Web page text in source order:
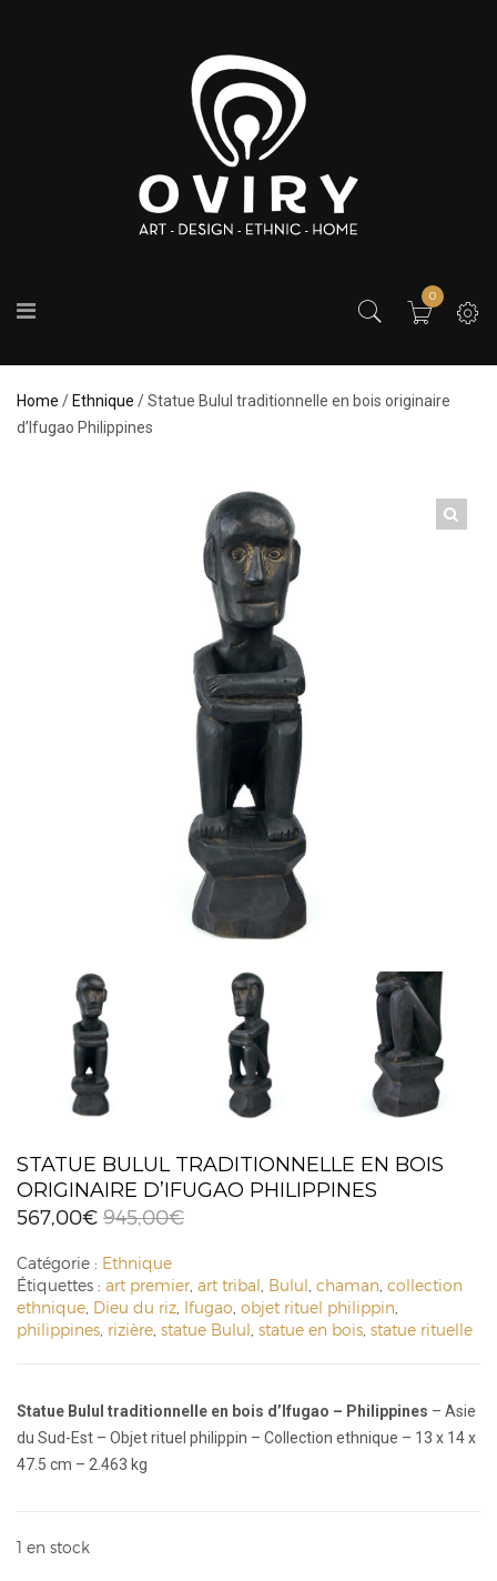
0
Home / Ethnique / Statue Bulul traditionnelle en bois originaire
d’Ifugao Philippines
STATUE BULUL TRADITIONNELLE EN BOIS
ORIGINAIRE D’IFUGAO PHILIPPINES
945,00€
567,00€
Catégorie : Ethnique
Étiquettes : art premier art tribal Bulul chaman collection
ethnique Dieu du riz Ifugao objet rituel philippin
philippines rizière statue Bulul statue en bois statue rituelle
Statue Bulul traditionnelle en bois d’Ifugao – Philippines – Asie
du Sud-Est – Objet rituel philippin – Collection ethnique – 13 x 14 x
47.5 cm – 2.463 kg
1 en stock